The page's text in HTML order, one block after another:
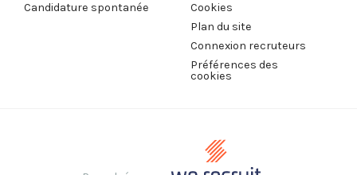
Candidature spontanée
Cookies
Plan du site
Connexion recruteurs
Préférences des
cookies